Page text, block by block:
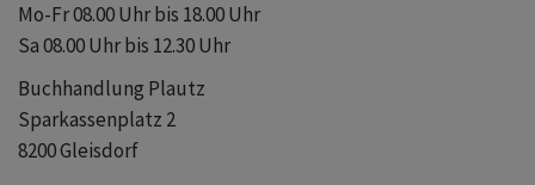
Mo-Fr 08.00 Uhr bis 18.00 Uhr
Sa 08.00 Uhr bis 12.30 Uhr
Buchhandlung Plautz
Sparkassenplatz 2
8200 Gleisdorf